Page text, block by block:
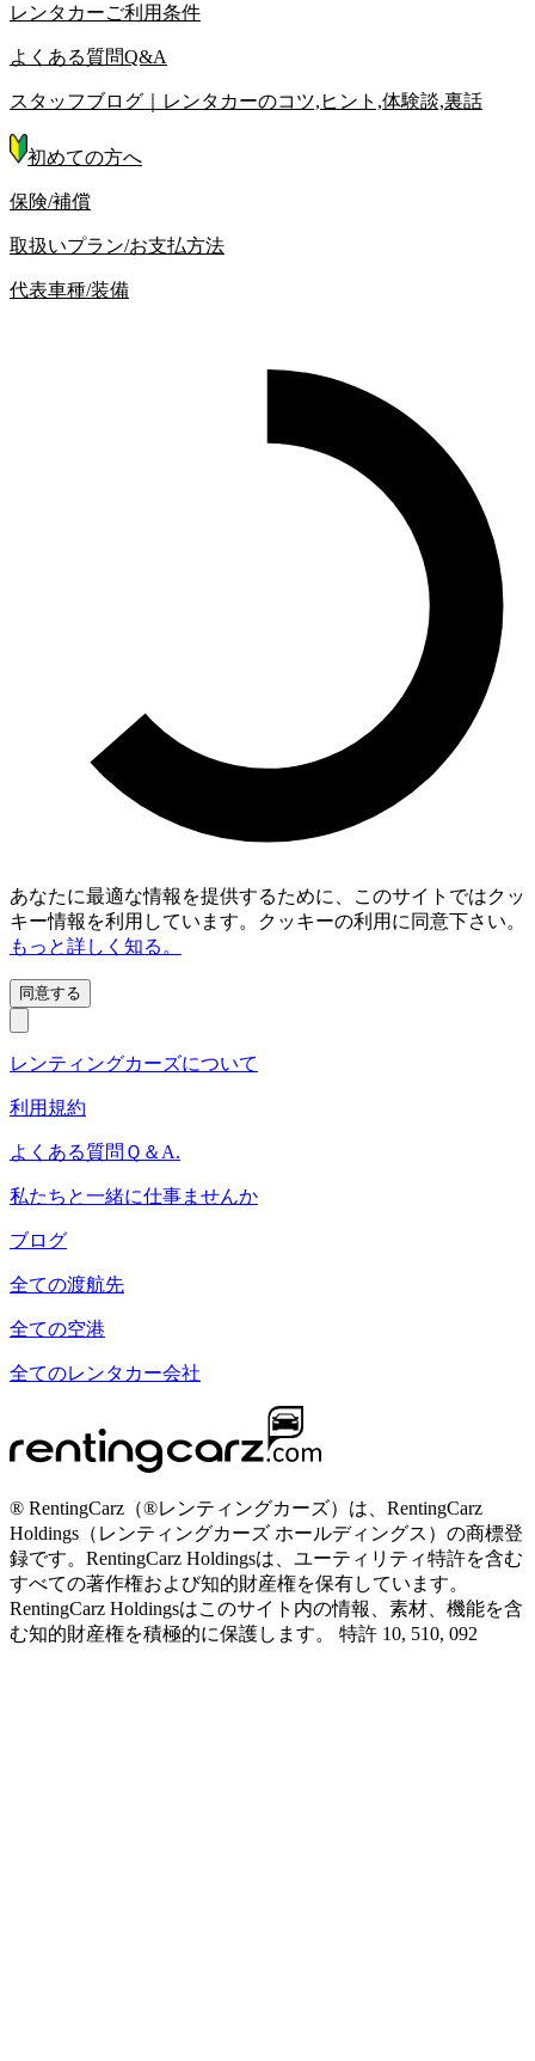
レンタカーご利用条件
よくある質問Q&A
スタッフブログ｜レンタカーのコツ,ヒント,体験談,裏話
初めての方へ
保険/補償
取扱いプラン/お支払方法
代表車種/装備
あなたに最適な情報を提供するために、このサイトではクッ
キー情報を利用しています。クッキーの利用に同意下さい。
もっと詳しく知る。
同意する
レンティングカーズについて
利用規約
よくある質問Ｑ＆A.
私たちと一緒に仕事ませんか
ブログ
全ての渡航先
全ての空港
全てのレンタカー会社
® RentingCarz（®レンティングカーズ）は、RentingCarz
Holdings（レンティングカーズ ホールディングス）の商標登
録です。RentingCarz Holdingsは、ユーティリティ特許を含む
すべての著作権および知的財産権を保有しています。
RentingCarz Holdingsはこのサイト内の情報、素材、機能を含
む知的財産権を積極的に保護します。 特許 10, 510, 092